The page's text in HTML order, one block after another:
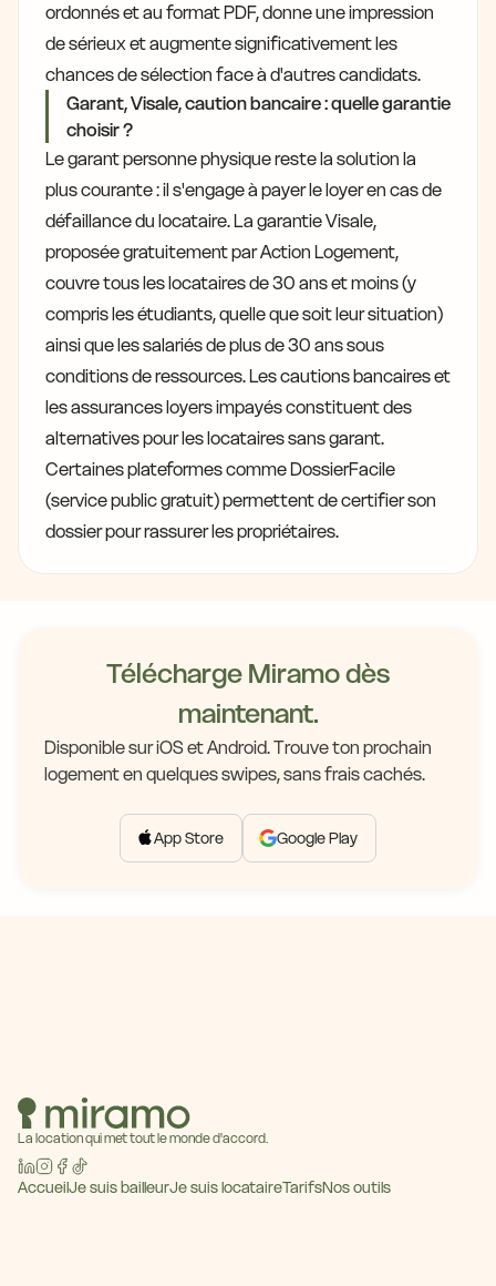
ordonnés et au format PDF, donne une impression
de sérieux et augmente significativement les
chances de sélection face à d'autres candidats.
Garant, Visale, caution bancaire : quelle garantie
choisir ?
Le garant personne physique reste la solution la
plus courante : il s'engage à payer le loyer en cas de
défaillance du locataire. La garantie Visale,
proposée gratuitement par Action Logement,
couvre tous les locataires de 30 ans et moins (y
compris les étudiants, quelle que soit leur situation)
ainsi que les salariés de plus de 30 ans sous
conditions de ressources. Les cautions bancaires et
les assurances loyers impayés constituent des
alternatives pour les locataires sans garant.
Certaines plateformes comme DossierFacile
(service public gratuit) permettent de certifier son
dossier pour rassurer les propriétaires.
Télécharge Miramo dès
maintenant.
Disponible sur iOS et Android. Trouve ton prochain
logement en quelques swipes, sans frais cachés.
App Store Google Play
La location qui met tout le monde d'accord.
AccueilJe suis bailleurJe suis locataireTarifsNos outils